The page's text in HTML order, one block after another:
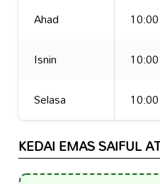
Ahad
Isnin
Selasa
KEDAI EMAS SAIFUL